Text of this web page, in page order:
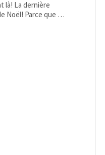
Noël! Parce que …